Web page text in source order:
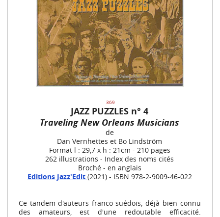
369
JAZZ PUZZLES n° 4
Traveling New Orleans Musicians
de
Dan Vernhettes et Bo Lindström
Format l : 29,7 x h : 21cm - 210 pages
262 illustrations - Index des noms cités
Broché - en anglais
Editions Jazz'Edit (2021) - ISBN 978-2-9009-46-022
Ce tandem d'auteurs franco-suédois, déjà bien connu
des amateurs, est d'une redoutable efficacité.